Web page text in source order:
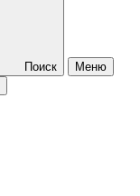
Поиск Меню